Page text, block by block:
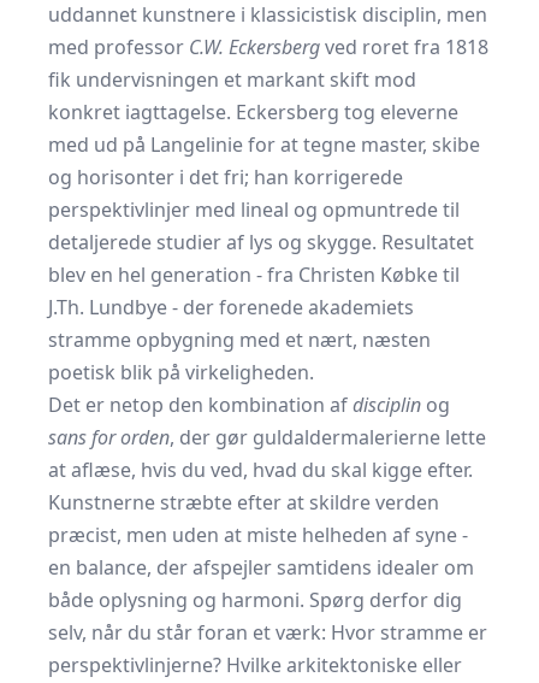
uddannet kunstnere i klassicistisk disciplin, men
med professor C.W. Eckersbergved roret fra 1818
fik undervisningen et markant skift mod
konkret iagttagelse. Eckersberg tog eleverne
med ud på Langelinie for at tegne master, skibe
og horisonter i det fri; han korrigerede
perspektivlinjer med lineal og opmuntrede til
detaljerede studier af lys og skygge. Resultatet
blev en hel generation - fra Christen Købke til
J.Th. Lundbye - der forenede akademiets
stramme opbygning med et nært, næsten
poetisk blik på virkeligheden.
Det er netop den kombination afdisciplin og
sans for orden, der gør guldaldermalerierne lette
at aflæse, hvis du ved, hvad du skal kigge efter.
Kunstnerne stræbte efter at skildre verden
præcist, men uden at miste helheden af syne -
en balance, der afspejler samtidens idealer om
både oplysning og harmoni. Spørg derfor dig
selv, når du står foran et værk: Hvor stramme er
perspektivlinjerne? Hvilke arkitektoniske eller